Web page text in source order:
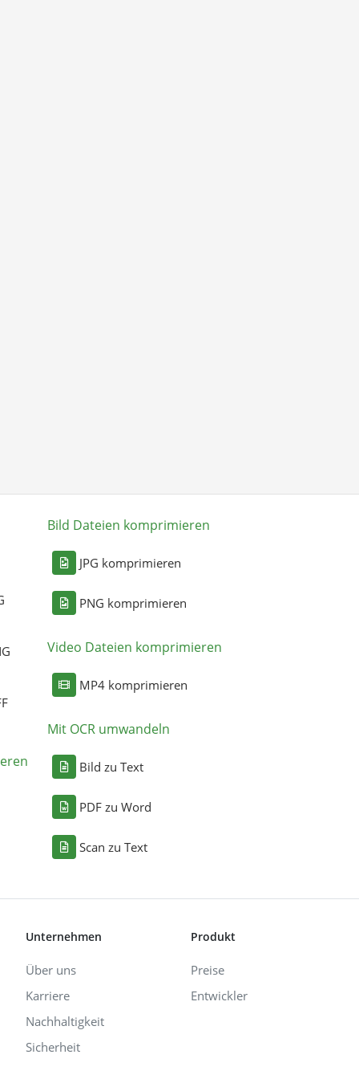
Bild Dateien komprimieren
JPG komprimieren
PNG komprimieren
Video Dateien komprimieren
MP4 komprimieren
Mit OCR umwandeln
Bild zu Text
PDF zu Word
Scan zu Text
Unternehmen
Über uns
Karriere
Nachhaltigkeit
Sicherheit
Produkt
Preise
Entwickler